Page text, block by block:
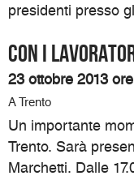
presidenti presso
Con i
23 ottobre 2013
A Trento
Un importante
Trento. Sarà
Marchetti. Dalle